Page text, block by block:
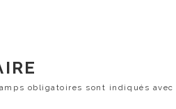
obligatoires sont indiqués avec